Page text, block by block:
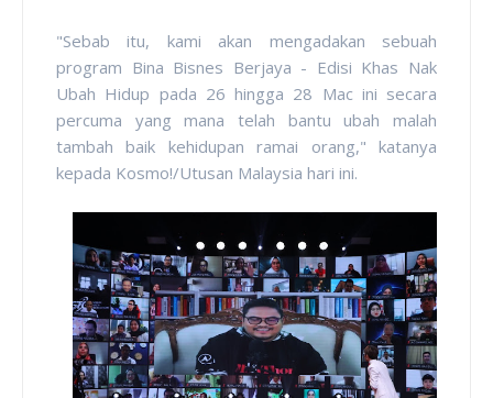
"Sebab itu, kami akan mengadakan sebuah
program Bina Bisnes Berjaya - Edisi Khas Nak
Ubah Hidup pada 26 hingga 28 Mac ini secara
percuma yang mana telah bantu ubah malah
tambah baik kehidupan ramai orang," katanya
kepada Kosmo!/Utusan Malaysia hari ini.